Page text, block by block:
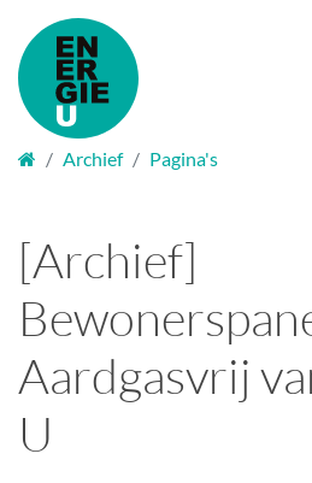
Welkom
Archief Pagina's
[Archief]
Aardgasvrij
U